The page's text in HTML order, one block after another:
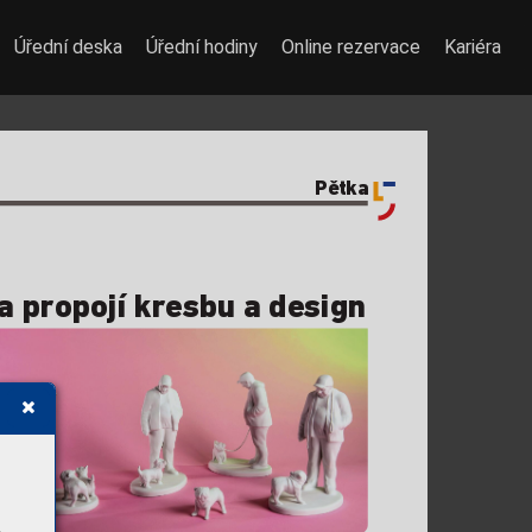
propojí kresbu adesign
Pětka
Úřední deska Úřední hodiny Online rezervace Kariéra